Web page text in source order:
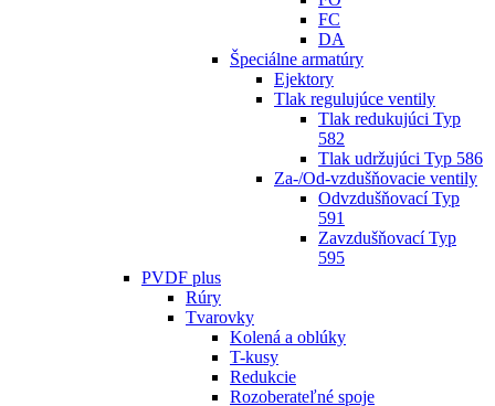
FC
DA
Špeciálne armatúry
Ejektory
Tlak regulujúce ventily
Tlak redukujúci Typ
582
Tlak udržujúci Typ 586
Za-/Od-vzdušňovacie ventily
Odvzdušňovací Typ
591
Zavzdušňovací Typ
595
PVDF plus
Rúry
Tvarovky
Kolená a oblúky
T-kusy
Redukcie
Rozoberateľné spoje